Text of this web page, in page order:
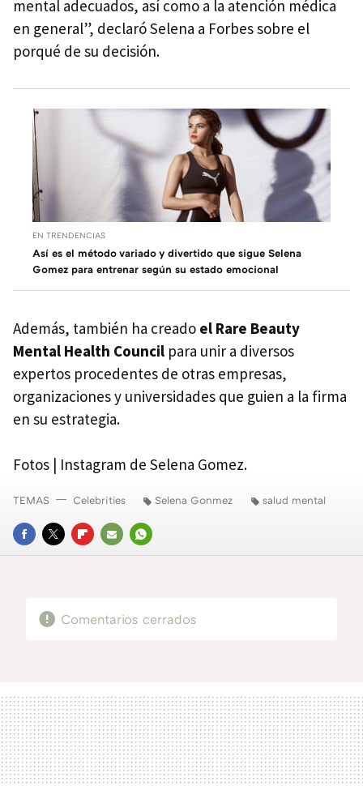
mental adecuados, así como a la atención médica
en general”, declaró Selena a Forbes sobre el
porqué de su decisión.
EN TRENDENCIAS
Así es el método variado y divertido que sigue Selena
Gomez para entrenar según su estado emocional
Además, también ha creado el Rare Beauty
Mental Health Council para unir a diversos
expertos procedentes de otras empresas,
organizaciones y universidades que guien a la firma
en su estrategia.
Fotos | Instagram de Selena Gomez.
FACEBOOK
TWITTERFLIPBOARD
E-
WHATSAPP
TEMAS Celebrities Selena Gonmez salud mental
Comentarios cerrados